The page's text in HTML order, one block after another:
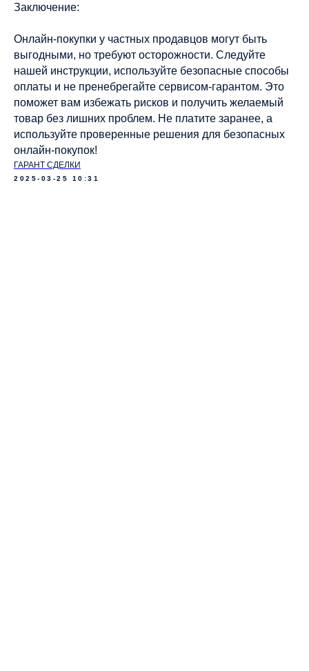
Заключение:
Онлайн-покупки у частных продавцов могут быть
выгодными, но требуют осторожности. Следуйте
нашей инструкции, используйте безопасные способы
оплаты и не пренебрегайте сервисом-гарантом. Это
поможет вам избежать рисков и получить желаемый
товар без лишних проблем. Не платите заранее, а
используйте проверенные решения для безопасных
онлайн-покупок!
ГАРАНТ СДЕЛКИ
2025-03-25 10:31